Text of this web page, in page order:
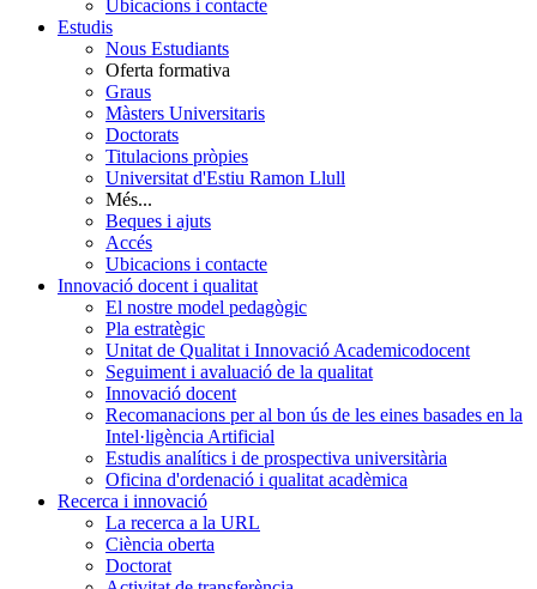
Ubicacions i contacte
Estudis
Nous Estudiants
Oferta formativa
Graus
Màsters Universitaris
Doctorats
Titulacions pròpies
Universitat d'Estiu Ramon Llull
Més...
Beques i ajuts
Accés
Ubicacions i contacte
Innovació docent i qualitat
El nostre model pedagògic
Pla estratègic
Unitat de Qualitat i Innovació Academicodocent
Seguiment i avaluació de la qualitat
Innovació docent
Recomanacions per al bon ús de les eines basades en la
Intel·ligència Artificial
Estudis analítics i de prospectiva universitària
Oficina d'ordenació i qualitat acadèmica
Recerca i innovació
La recerca a la URL
Ciència oberta
Doctorat